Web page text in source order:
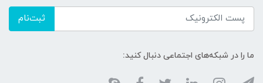
ثبت‌نام
ما را در شبکه‌های اجتماعی دنبال کنید: